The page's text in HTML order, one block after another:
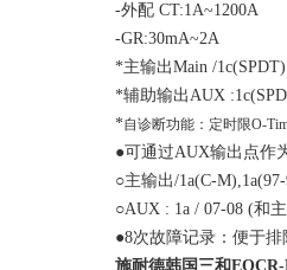
-外配 CT:1A~1200A
-GR:30mA~2A
*主输出Main /
*辅助输出AUX
*自诊断功能：定时限O-
●可通过AUX输出点作
○主输出/1a(C-
○AUX : 1a / 07-08 (和
●8次故障记录：便于
施耐德韩国三和